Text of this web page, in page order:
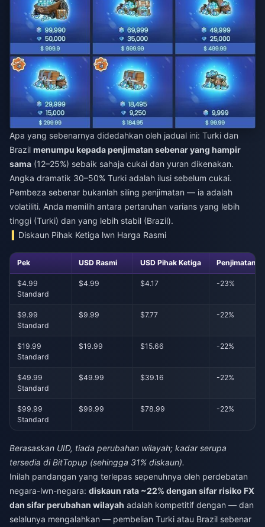
Apa yang sebenarnya didedahkan oleh jadual ini: Turki dan
Brazil menumpu kepada penjimatan sebenar yang hampir
sama (12–25%) sebaik sahaja cukai dan yuran dikenakan.
Angka dramatik 30–50% Turki adalah ilusi sebelum cukai.
Pembeza sebenar bukanlah siling penjimatan — ia adalah
volatiliti. Anda memilih antara pertaruhan varians yang lebih
tinggi (Turki) dan yang lebih stabil (Brazil).
Diskaun Pihak Ketiga lwn Harga Rasmi
Pek USD Rasmi USD Pihak Ketiga Penjimatan
$4.99
Standard
$4.99 $4.17 -23%
$9.99
Standard
$9.99 $7.77 -22%
$19.99
Standard
$19.99 $15.66 -22%
$49.99
Standard
$49.99 $39.16 -22%
$99.99
Standard
$99.99 $78.99 -22%
Berasaskan UID, tiada perubahan wilayah; kadar serupa
tersedia di BitTopup (sehingga 31% diskaun).
Inilah pandangan yang terlepas sepenuhnya oleh perdebatan
negara-lwn-negara: diskaun rata ~22% dengan sifar risiko FX
dan sifar perubahan wilayah adalah kompetitif dengan — dan
selalunya mengalahkan — pembelian Turki atau Brazil sebenar